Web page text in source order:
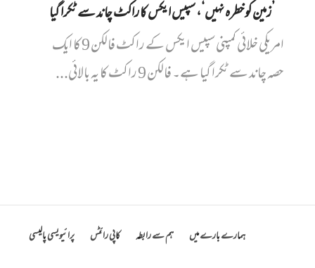
’زمین کو خطرہ نہیں‘، سپیس ایکس کا راکٹ چاند سے ٹکرا گیا
امریکی خلائی کمپنی سپیس ایکس کے راکٹ فالکن 9 کا ایک
حصہ چاند سے ٹکرا گیا ہے۔ فالکن 9 راکٹ کا یہ بالائی...
ہمارے بارے میں ہم سے رابطہ کاپی رائٹس پرائیویسی پالیسی